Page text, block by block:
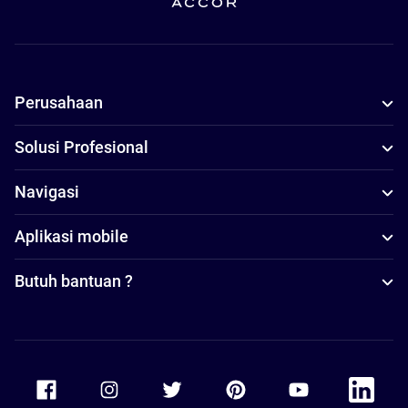
Perusahaan
Solusi Profesional
Navigasi
Aplikasi mobile
Butuh bantuan ?
Accor Facebook Accor TwitterAccor PinterestAccor Youtube
Accor